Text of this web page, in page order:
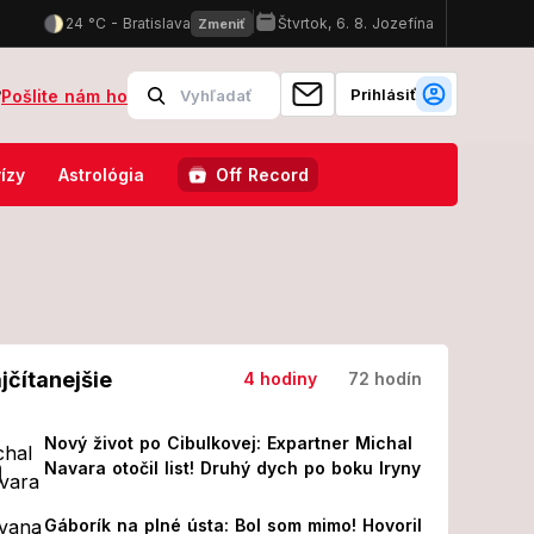
protiteroristické zložky Slovenskí policajti majú v
Pošlite nám ho Prihlásiť
Astrológia Off Record
4 hodiny 72 hodín
Nový život po Cibulkovej: Expartner Michal
Navara otočil list! Druhý dych po boku Iryny
Gáborík na plné ústa: Bol som mimo! Hovoril